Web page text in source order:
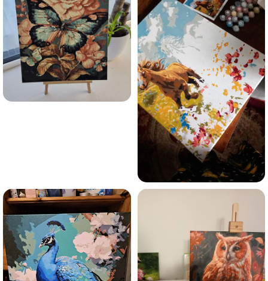
Olen tutvunud Maalihobi.ee privaatsuspoliitikaga ja
nõustun sellega
Maalihobi.eePrivaatsuspoliitika
TELLI